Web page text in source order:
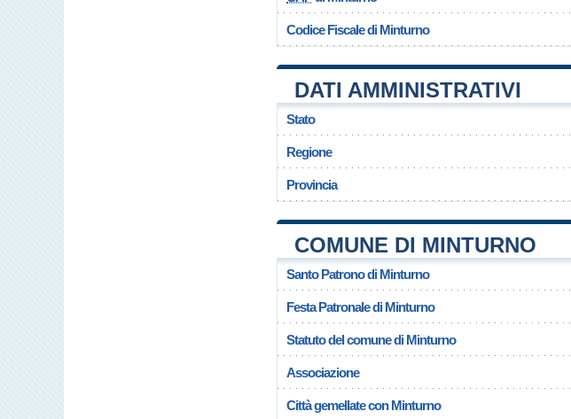
Codice Fiscale di Minturno
DATI AMMINISTRATIVI
Stato
Regione
Provincia
COMUNE DI MINTURNO
Santo Patrono di Minturno
Festa Patronale di Minturno
Statuto del comune di Minturno
Associazione
Città gemellate con Minturno